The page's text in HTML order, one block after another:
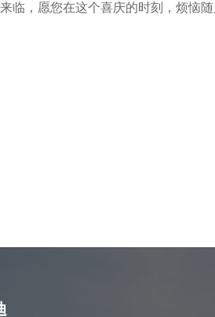
临，愿您在这个喜庆的时刻，烦恼